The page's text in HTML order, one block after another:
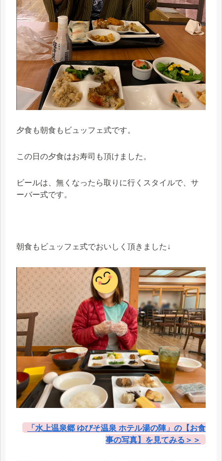
夕食も朝食もビュッフェ式です。
この日の夕食はお寿司も頂けました。
ビールは、無くなったら取りに行くスタイルで、サ
ーバー式です。
朝食もビュッフェ式でおいしく頂きました↓
「水上温泉郷 ゆびそ温泉 ホテル湯の陣」の【お食
事の写真】を見てみる＞＞